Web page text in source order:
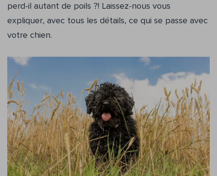
perd-il autant de poils ?! Laissez-nous vous
expliquer, avec tous les détails, ce qui se passe avec
votre chien.